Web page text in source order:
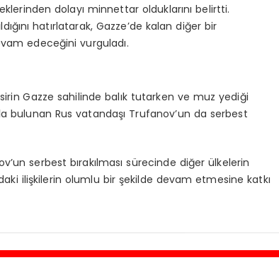
dolayı minnettar olduklarını belirtti.
hatırlatarak, Gazze’de kalan diğer bir
edeceğini vurguladı.
Gazze sahilinde balık tutarken ve muz yediği
bulunan Rus vatandaşı Trufanov’un da serbest
serbest bırakılması sürecinde diğer ülkelerin
ilişkilerin olumlu bir şekilde devam etmesine katkı